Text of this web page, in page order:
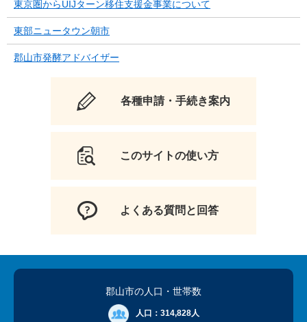
東京圏からUIJターン移住支援金事業について
東部ニュータウン朝市
郡山市発酵アドバイザー
各種申請・手続き案内
このサイトの使い方
よくある質問と回答
郡山市の人口 ・世帯数
人口： 314,828人